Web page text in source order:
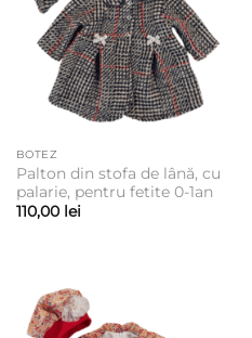
BOTEZ
Palton din stofa de lână, cu
palarie, pentru fetite 0-1an
110,00 lei